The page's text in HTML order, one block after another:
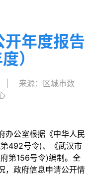
年度报告
）
来源：区城市数
公室根据《中华人民
492号令)、《武汉市
第156号令)编制。全
，政府信息申请公开情